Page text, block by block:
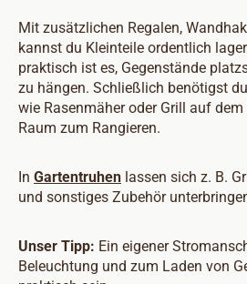
Mit zusätzlichen Regalen,
kannst du Kleinteile ordentlich
praktisch ist es, Gegenstände
zu hängen. Schließlich benötigst
wie Rasenmäher oder Grill auf
Raum zum Rangieren.
In Gartentruhen lassen sich z. B.
und sonstiges Zubehör
Unser Tipp: Ein eigener
Beleuchtung und zum Laden von